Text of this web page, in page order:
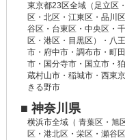
東京都23区全域（足立区
区・北区・江東区・品川
谷区・台東区・中央区・
区・港区・目黒区）・八
市・府中市・調布市・町
市・国分寺市・国立市・
蔵村山市・稲城市・西東
きる野市
■ 神奈川県
横浜市全域（ 青葉区・旭
区・港北区・栄区・瀬谷